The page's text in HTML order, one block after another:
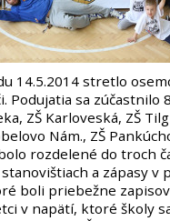
14.5.2014 stretlo
Podujatia sa zúčastnilo
ZŠ Karloveská, ZŠ
Nám., ZŠ
rozdelené do troch
a zápasy
boli priebežne
v napätí, ktoré školy